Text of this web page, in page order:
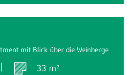
mit Blick über die Weinberge
33 m²